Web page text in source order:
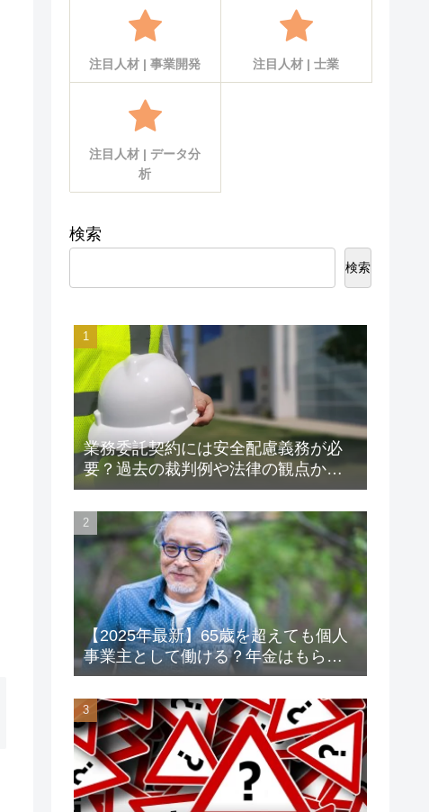
注目人材 | 事業開発 注目人材 | 士業
注目人材 | データ分
析
検索
検索
業務委託契約には安全配慮義務が必
要？過去の裁判例や法律の観点から
解説します！
【2025年最新】65歳を超えても個人
事業主として働ける？年金はもらえ
る？老後資金対策も解説！